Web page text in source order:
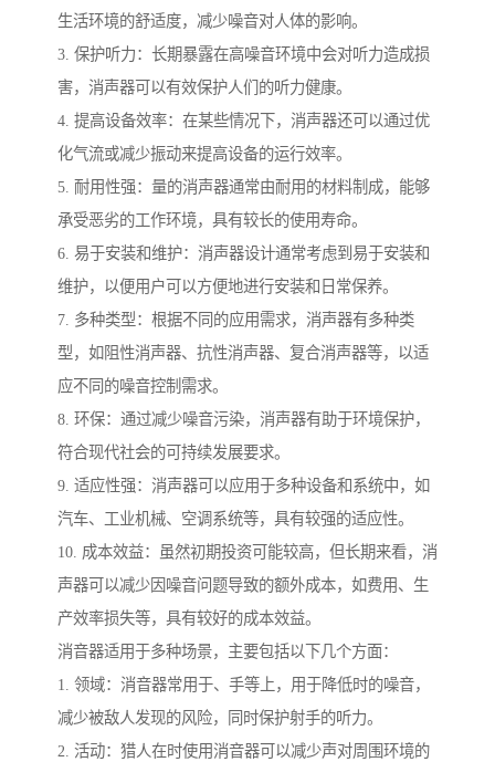
生活环境的舒适度，减少噪音对人体的影响。
3. 保护听力：长期暴露在高噪音环境中会对听力造成损
害，消声器可以有效保护人们的听力健康。
4. 提高设备效率：在某些情况下，消声器还可以通过优
化气流或减少振动来提高设备的运行效率。
5. 耐用性强：量的消声器通常由耐用的材料制成，能够
承受恶劣的工作环境，具有较长的使用寿命。
6. 易于安装和维护：消声器设计通常考虑到易于安装和
维护，以便用户可以方便地进行安装和日常保养。
7. 多种类型：根据不同的应用需求，消声器有多种类
型，如阻性消声器、抗性消声器、复合消声器等，以适
应不同的噪音控制需求。
8. 环保：通过减少噪音污染，消声器有助于环境保护，
符合现代社会的可持续发展要求。
9. 适应性强：消声器可以应用于多种设备和系统中，如
汽车、工业机械、空调系统等，具有较强的适应性。
10. 成本效益：虽然初期投资可能较高，但长期来看，消
声器可以减少因噪音问题导致的额外成本，如费用、生
产效率损失等，具有较好的成本效益。
消音器适用于多种场景，主要包括以下几个方面：
1. 领域：消音器常用于、手等上，用于降低时的噪音，
减少被敌人发现的风险，同时保护射手的听力。
2. 活动：猎人在时使用消音器可以减少声对周围环境的